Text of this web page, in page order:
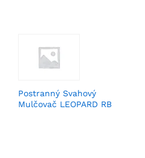
Postranný Svahový
Mulčovač LEOPARD RB